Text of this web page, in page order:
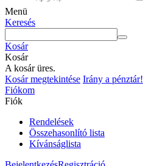
Menü
Keresés
Kosár
Kosár
A kosár üres.
Kosár megtekintése Irány a pénztár!
Fiókom
Fiók
Rendelések
Összehasonlító lista
Kívánságlista